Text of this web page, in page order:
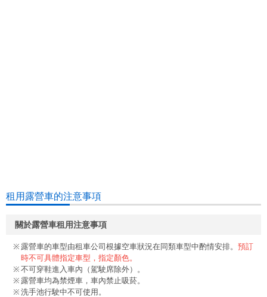
租用露營車的注意事項
關於露營車租用注意事項
露營車的車型由租車公司根據空車狀況在同類車型中酌情安排。 預訂
時不可具體指定車型，指定顏色。
不可穿鞋進入車內（駕駛席除外）。
露營車均為禁煙車，車內禁止吸菸。
洗手池行駛中不可使用。